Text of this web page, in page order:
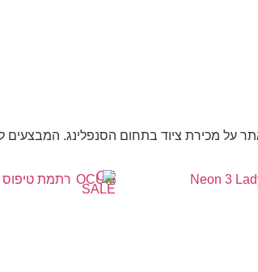
על מכירת ציוד בתחום הסנפלינג. המבצעים
ON
SALE
OCUM